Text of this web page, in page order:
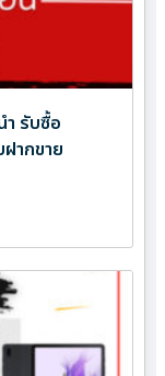
ำ รับซื้อ
ากขาย